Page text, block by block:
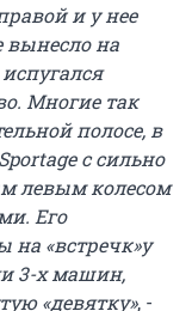
и у нее
вынесло на
Многие так
полосе, в
с сильно
левым колесом
Его
на «встречк»у
3-х машин,
«девятку», -